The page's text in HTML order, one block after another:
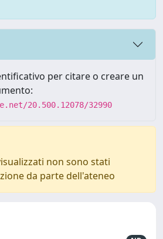
per citare o creare un
20.500.12078/32990
non sono stati
da parte dell'ateneo